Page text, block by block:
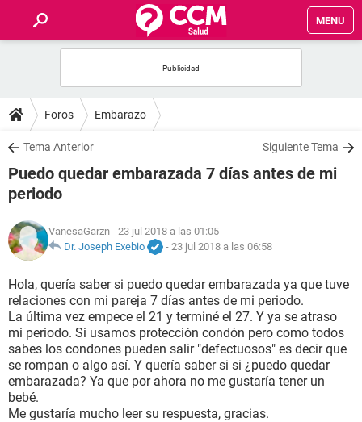
MENU
FOROS
SALUD
FAMILIA
NUTRICIÓN
SEXUALIDAD
GLOSARIO
Foros Embarazo
Tema Anterior Siguiente Tema
Puedo quedar embarazada 7 días antes de mi
periodo
VanesaGarzn - 23 jul 2018 a las 01:05
Dr. Joseph Exebio
- 23 jul 2018 a las 06:58
Hola, quería saber si puedo quedar embarazada ya que tuve
relaciones con mi pareja 7 días antes de mi periodo.
La última vez empece el 21 y terminé el 27. Y ya se atraso
mi periodo. Si usamos protección condón pero como todos
sabes los condones pueden salir "defectuosos" es decir que
se rompan o algo así. Y quería saber si si ¿puedo quedar
embarazada? Ya que por ahora no me gustaría tener un
bebé.
Me gustaría mucho leer su respuesta, gracias.